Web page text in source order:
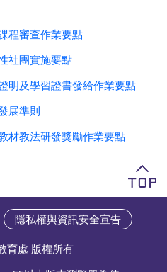
程審查作業要點
社團實施要點
明及學習證書發給作業要點
展準則
材教法研發獎勵作業要點
隱私權與資訊安全宣告
育處 版權所有